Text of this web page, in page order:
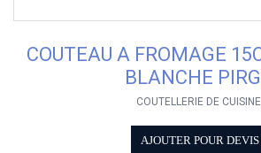
COUTEAU A FROMAGE
BLANCHE
COUTELLERIE DE CUISINE
AJOUTER POUR DEVIS